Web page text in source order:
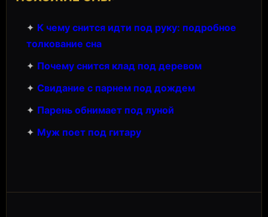
✦ К чему снится идти под руку: подробное
толкование сна
✦ Почему снится клад под деревом
✦ Свидание с парнем под дождем
✦ Парень обнимает под луной
✦ Муж поет под гитару